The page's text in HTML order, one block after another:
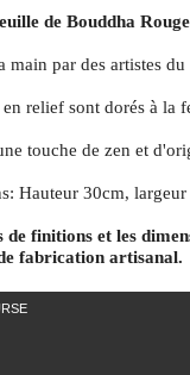
de Bouddha
main par des artistes
relief sont dorés à la
touche de zen et
Hauteur 30cm,
de finitions et les
fabrication artisanal.